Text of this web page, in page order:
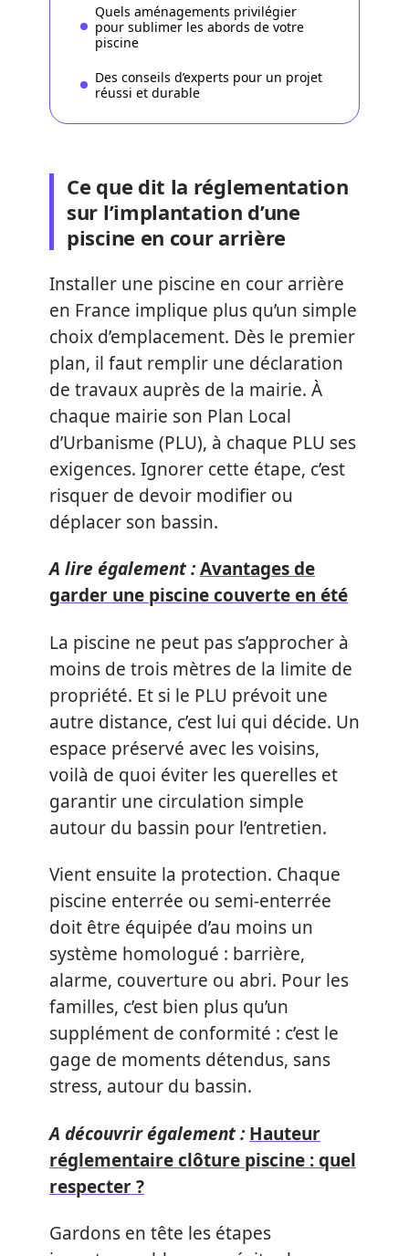
Quels aménagements privilégier
pour sublimer les abords de votre
piscine
Des conseils d’experts pour un projet
réussi et durable
Ce que dit la réglementation
sur l’implantation d’une
piscine en cour arrière
Installer une piscine en cour arrière
en France implique plus qu’un simple
choix d’emplacement. Dès le premier
plan, il faut remplir une déclaration
de travaux auprès de la mairie. À
chaque mairie son Plan Local
d’Urbanisme (PLU), à chaque PLU ses
exigences. Ignorer cette étape, c’est
risquer de devoir modifier ou
déplacer son bassin.
A lire également :Avantages de
garder une piscine couverte en été
La piscine ne peut pas s’approcher à
moins de trois mètres de la limite de
propriété. Et si le PLU prévoit une
autre distance, c’est lui qui décide. Un
espace préservé avec les voisins,
voilà de quoi éviter les querelles et
garantir une circulation simple
autour du bassin pour l’entretien.
Vient ensuite la protection. Chaque
piscine enterrée ou semi-enterrée
doit être équipée d’au moins un
système homologué : barrière,
alarme, couverture ou abri. Pour les
familles, c’est bien plus qu’un
supplément de conformité : c’est le
gage de moments détendus, sans
stress, autour du bassin.
A découvrir également : Hauteur
réglementaire clôture piscine : quel
respecter ?
Gardons en tête les étapes